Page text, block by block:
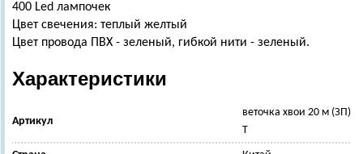
400 Led лампочек
Цвет свечения: теплый желтый
Цвет провода ПВХ - зеленый, гибкой нити - зеленый.
Характеристики
Артикул
веточка хвои 20 м (ЗП)
Т